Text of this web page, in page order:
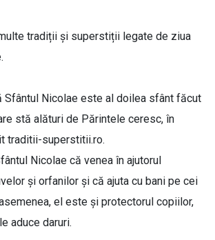
tradiții și superstiții legate de ziua
Sfântul Nicolae este al doilea sfânt făcut
stă alături de Părintele ceresc, în
traditii-superstitii.ro.
Nicolae că venea în ajutorul
și orfanilor și că ajuta cu bani pe cei
el este și protectorul copiilor,
aduce daruri.